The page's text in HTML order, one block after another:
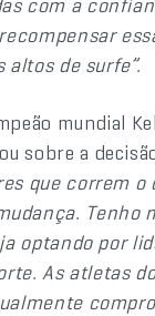
altos de surfe”.
mundial
sobre a
que correm
Tenho
optando por
As atletas